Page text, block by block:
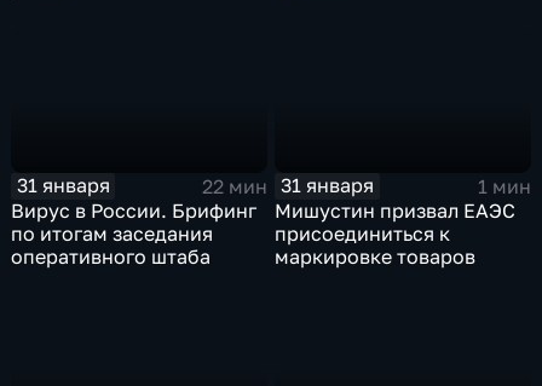
31 января
22 мин
Вирус в России. Брифинг
по итогам заседания
оперативного штаба
31 января
1 мин
Мишустин призвал ЕАЭС
присоединиться к
маркировке товаров